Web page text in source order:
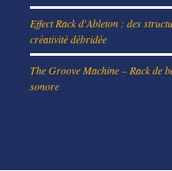
Effect Rack d'Ableton : des
créativité débridée
The Groove Machine – Rack de
sonore